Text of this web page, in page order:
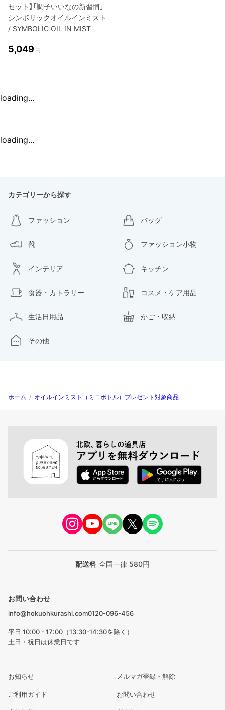
セット】「調子いいなの新習慣」
シンボリックオイルインミスト
/ SYMBOLIC OIL IN MIST
5,049 円
loading...
loading...
カテゴリーから探す
ファッション バッグ
靴 ファッション小物
インテリア キッチン
食器・カトラリー コスメ・ケア用品
生活日用品 かご・収納
その他
ホーム / オイルインミスト（ミニボトル）プレゼント対象商品
配送料 全国一律 580円
お問い合わせ
info@hokuohkurashi.com0120-096-456
平日 10:00 - 17:00（13:30-14:30を除く）
土日・祝日は休業日です
お知らせ メルマガ登録・解除
ご利用ガイド お問い合わせ